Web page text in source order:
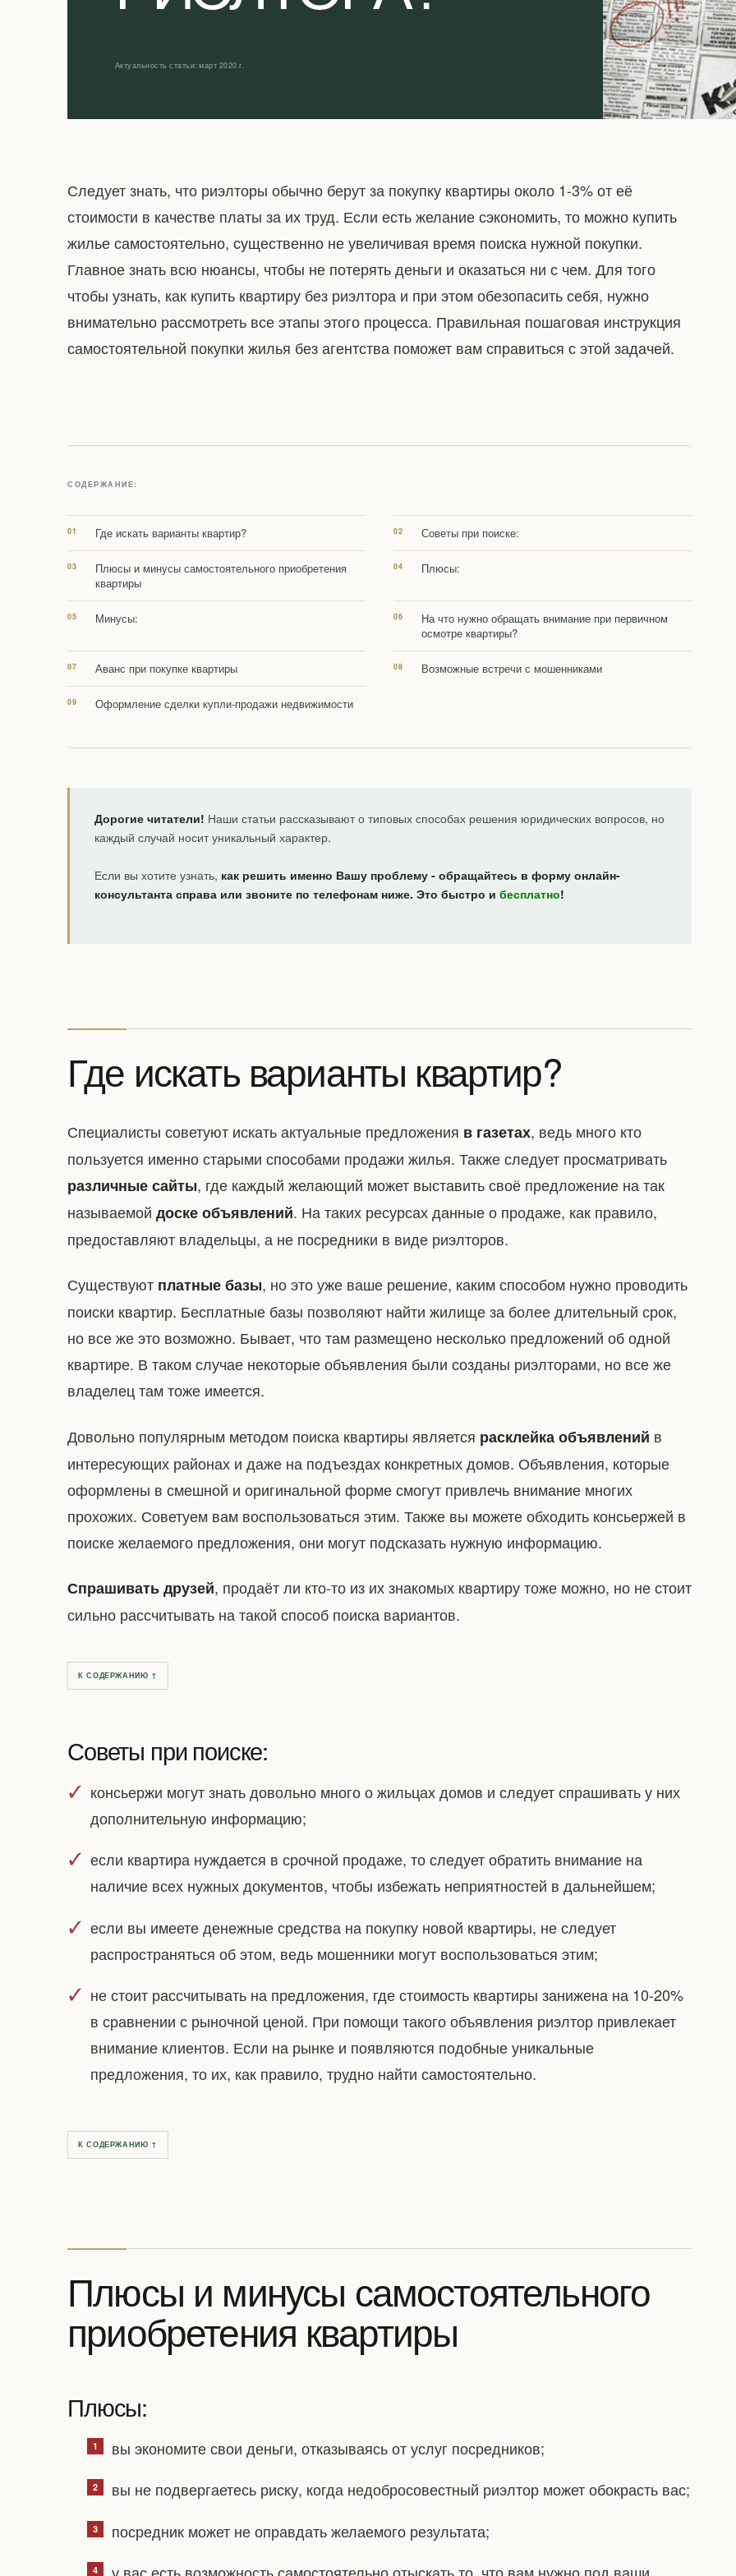
Актуальность статьи: март 2020 г.
Следует знать, что риэлторы обычно берут за покупку квартиры около 1-3% от её
стоимости в качестве платы за их труд. Если есть желание сэкономить, то можно купить
жилье самостоятельно, существенно не увеличивая время поиска нужной покупки.
Главное знать всю нюансы, чтобы не потерять деньги и оказаться ни с чем. Для того
чтобы узнать, как купить квартиру без риэлтора и при этом обезопасить себя, нужно
внимательно рассмотреть все этапы этого процесса. Правильная пошаговая инструкция
самостоятельной покупки жилья без агентства поможет вам справиться с этой задачей.
СОДЕРЖАНИЕ:
Где искать варианты квартир? Советы при поиске:
Плюсы и минусы самостоятельного приобретения
квартиры
Плюсы:
Минусы:
На что нужно обращать внимание при первичном
осмотре квартиры?
Аванс при покупке квартиры Возможные встречи с мошенниками
Оформление сделки купли-продажи недвижимости
Дорогие читатели! Наши статьи рассказывают о типовых способах решения юридических вопросов, но
каждый случай носит уникальный характер.
Если вы хотите узнать, как решить именно Вашу проблему - обращайтесь в форму онлайн-
консультанта справа или звоните по телефонам ниже. Это быстро и бесплатно!
Где искать варианты квартир?
Специалисты советуют искать актуальные предложения в газетах, ведь много кто
пользуется именно старыми способами продажи жилья. Также следует просматривать
различные сайты, где каждый желающий может выставить своё предложение на так
называемой доске объявлений. На таких ресурсах данные о продаже, как правило,
предоставляют владельцы, а не посредники в виде риэлторов.
Существуют платные базы, но это уже ваше решение, каким способом нужно проводить
поиски квартир. Бесплатные базы позволяют найти жилище за более длительный срок,
но все же это возможно. Бывает, что там размещено несколько предложений об одной
квартире. В таком случае некоторые объявления были созданы риэлторами, но все же
владелец там тоже имеется.
Довольно популярным методом поиска квартиры является расклейка объявлений в
интересующих районах и даже на подъездах конкретных домов. Объявления, которые
оформлены в смешной и оригинальной форме смогут привлечь внимание многих
прохожих. Советуем вам воспользоваться этим. Также вы можете обходить консьержей в
поиске желаемого предложения, они могут подсказать нужную информацию.
Спрашивать друзей, продаёт ли кто-то из их знакомых квартиру тоже можно, но не стоит
сильно рассчитывать на такой способ поиска вариантов.
К СОДЕРЖАНИЮ ↑
Советы при поиске:
консьержи могут знать довольно много о жильцах домов и следует спрашивать у них
дополнительную информацию;
если квартира нуждается в срочной продаже, то следует обратить внимание на
наличие всех нужных документов, чтобы избежать неприятностей в дальнейшем;
если вы имеете денежные средства на покупку новой квартиры, не следует
распространяться об этом, ведь мошенники могут воспользоваться этим;
не стоит рассчитывать на предложения, где стоимость квартиры занижена на 10-20%
в сравнении с рыночной ценой. При помощи такого объявления риэлтор привлекает
внимание клиентов. Если на рынке и появляются подобные уникальные
предложения, то их, как правило, трудно найти самостоятельно.
К СОДЕРЖАНИЮ ↑
Плюсы и минусы самостоятельного
приобретения квартиры
Плюсы:
вы экономите свои деньги, отказываясь от услуг посредников;
вы не подвергаетесь риску, когда недобросовестный риэлтор может обокрасть вас;
посредник может не оправдать желаемого результата;